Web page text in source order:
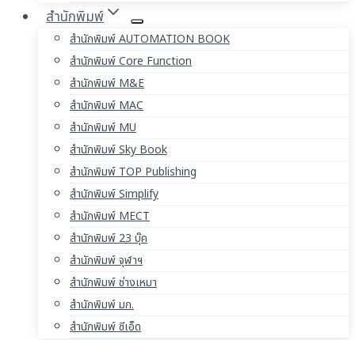
สำนักพิมพ์
สำนักพิมพ์ AUTOMATION BOOK
สำนักพิมพ์ Core Function
สำนักพิมพ์ M&E
สำนักพิมพ์ MAC
สำนักพิมพ์ MU
สำนักพิมพ์ Sky Book
สำนักพิมพ์ TOP Publishing
สำนักพิมพ์ Simplify
สำนักพิมพ์ MECT
สำนักพิมพ์ 23 บุ๊ค
สำนักพิมพ์ จุฬาฯ
สำนักพิมพ์ ช่างเหมา
สำนักพิมพ์ มก.
สำนักพิมพ์ ซีเอ็ด